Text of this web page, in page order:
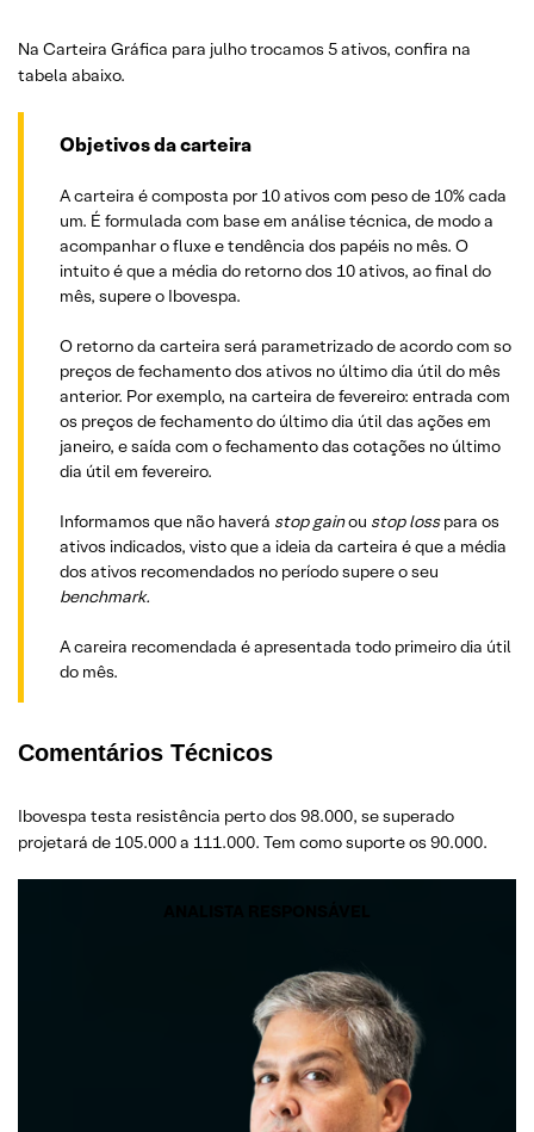
Na Carteira Gráfica para julho trocamos 5 ativos, confira na
tabela abaixo.
Objetivos da carteira
A carteira é composta por 10 ativos com peso de 10% cada
um. É formulada com base em análise técnica, de modo a
acompanhar o fluxe e tendência dos papéis no mês. O
intuito é que a média do retorno dos 10 ativos, ao final do
mês, supere o Ibovespa.
O retorno da carteira será parametrizado de acordo com so
preços de fechamento dos ativos no último dia útil do mês
anterior. Por exemplo, na carteira de fevereiro: entrada com
os preços de fechamento do último dia útil das ações em
janeiro, e saída com o fechamento das cotações no último
dia útil em fevereiro.
Informamos que não haverá stop gainou stop losspara os
ativos indicados, visto que a ideia da carteira é que a média
dos ativos recomendados no período supere o seu
benchmark.
A careira recomendada é apresentada todo primeiro dia útil
do mês.
Comentários Técnicos
Ibovespa testa resistência perto dos 98.000, se superado
projetará de 105.000 a 111.000. Tem como suporte os 90.000.